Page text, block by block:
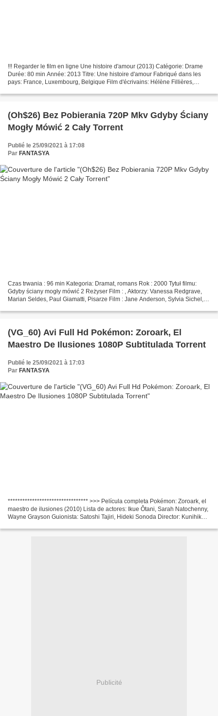
!!! Regarder le film en ligne Une histoire d'amour (2013) Catégorie: Drame
Durée: 80 min Année: 2013 Titre: Une histoire d'amour Fabriqué dans les
pays: France, Luxembourg, Belgique Film d'écrivains: Hélène Fillières,
(Oh$26) Bez Pobierania 720P Mkv Gdyby Ściany
Mogły Mówić 2 Cały Torrent
Publié le 25/09/2021 à 17:08
Par FANTASYA
Czas trwania : 96 min Kategoria: Dramat, romans Rok : 2000 Tytuł filmu:
Gdyby ściany mogły mówić 2 Reżyser Film : , Aktorzy: Vanessa Redgrave,
Marian Seldes, Paul Giamatti, Pisarze Film : Jane Anderson, Sylvia Sichel,
(VG_60) Avi Full Hd Pokémon: Zoroark, El
Maestro De Ilusiones 1080P Subtitulada Torrent
Publié le 25/09/2021 à 17:03
Par FANTASYA
********************************* >>> Película completa Pokémon: Zoroark, el
maestro de ilusiones (2010) Lista de actores: Ikue Ôtani, Sarah Natochenny,
Wayne Grayson Guionista: Satoshi Tajiri, Hideki Sonoda Director: Kunihiko
Publicité